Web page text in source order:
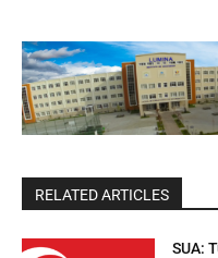
RELATED ARTICLES
SUA: